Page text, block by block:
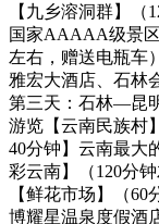
【九乡溶洞群】
国家AAAAA级景
左右，赠送电瓶车
雅宏大酒店、石林
第三天：石林—昆
游览【云南民族村
40分钟】云南最大
彩云南】（120分
【鲜花市场】（
博耀星温泉度假酒